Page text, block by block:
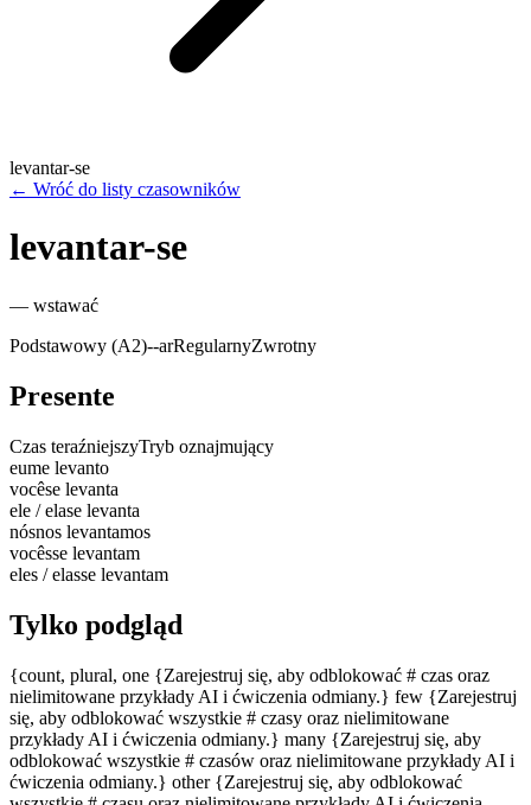
levantar-se
← Wróć do listy czasowników
levantar-se
— wstawać
Podstawowy (A2)--arRegularnyZwrotny
Presente
Czas teraźniejszyTryb oznajmujący
eume levanto
vocêse levanta
ele / elase levanta
nósnos levantamos
vocêsse levantam
eles / elasse levantam
Tylko podgląd
{count, plural, one {Zarejestruj się, aby odblokować # czas oraz
nielimitowane przykłady AI i ćwiczenia odmiany.} few {Zarejestruj
się, aby odblokować wszystkie # czasy oraz nielimitowane
przykłady AI i ćwiczenia odmiany.} many {Zarejestruj się, aby
odblokować wszystkie # czasów oraz nielimitowane przykłady AI i
ćwiczenia odmiany.} other {Zarejestruj się, aby odblokować